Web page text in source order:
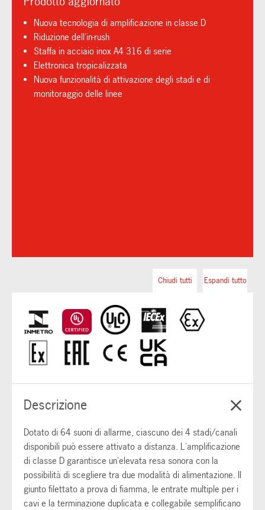
Nuova tecnologia di amplificazione in classe D
Riduzione dell'in-rush
Staffa in acciaio inox A4 316 di serie
Elettronica tropicalizzata
Nuova funzionalità di attivazione degli stadi e di
monitoraggio delle linee
Espandi tutto
Chiudi tutti
Descrizione
Dotato di 64 suoni di allarme, ciascuno dei 4 stadi/canali
disponibili può essere attivato a distanza. L'amplificazione
di classe D garantisce un'elevata resa sonora con la
possibilità di scegliere tra due modalità di alimentazione. Il
giunto filettato a prova di fiamma, le entrate multiple per i
cavi e la terminazione duplicata e collegabile semplificano